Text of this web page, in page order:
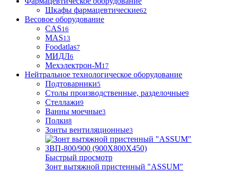
Шкафы фармацевтические62
Весовое оборудование
CAS16
MAS13
Foodatlas7
МИДЛ6
Мехэлектрон-М17
Нейтральное технологическое оборудование
Подтоварники5
Столы производственные, разделочные9
Стеллажи9
Ванны моечные3
Полки8
Зонты вентиляционные3
Быстрый просмотр
Зонт вытяжной пристенный "ASSUM"